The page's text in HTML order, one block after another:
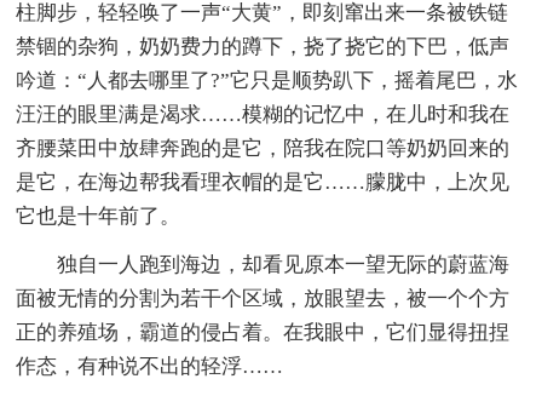
柱脚步，轻轻唤了一声“大黄”，即刻窜出来一条被铁链
禁锢的杂狗，奶奶费力的蹲下，挠了挠它的下巴，低声
吟道：“人都去哪里了?”它只是顺势趴下，摇着尾巴，水
汪汪的眼里满是渴求……模糊的记忆中，在儿时和我在
齐腰菜田中放肆奔跑的是它，陪我在院口等奶奶回来的
是它，在海边帮我看理衣帽的是它……朦胧中，上次见
它也是十年前了。
独自一人跑到海边，却看见原本一望无际的蔚蓝海
面被无情的分割为若干个区域，放眼望去，被一个个方
正的养殖场，霸道的侵占着。在我眼中，它们显得扭捏
作态，有种说不出的轻浮……